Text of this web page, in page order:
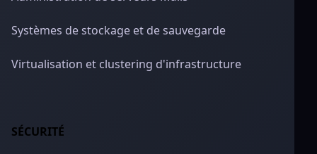
Systèmes de stockage et de sauvegarde
Virtualisation et clustering d'infrastructure
SÉCURITÉ